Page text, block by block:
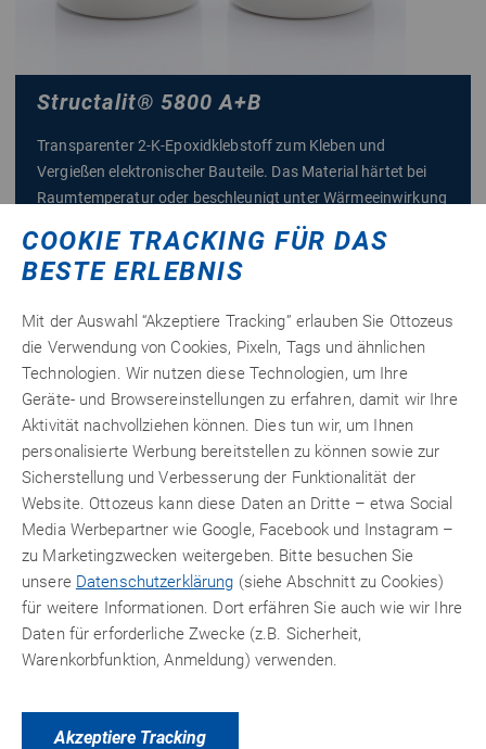
Structalit® 5800 A+B
Transparenter 2-K-Epoxidklebstoff zum Kleben und
Vergießen elektronischer Bauteile. Das Material härtet bei
Raumtemperatur oder beschleunigt unter Wärmeeinwirkung
aus und bietet eine gute Haftung auf Metall, Glas und
Kunststoffen. Geringer Schrumpf und hohe
Temperaturbeständigkeit bis +200 °C für Anwendungen in
56,26€ netto
66,95 €inkl. 19% MwSt.
zzgl.Versandkosten
Zum Produkt
COOKIE TRACKING FÜR DAS
BESTE ERLEBNIS
Mit der Auswahl “Akzeptiere Tracking” erlauben Sie Ottozeus
die Verwendung von Cookies, Pixeln, Tags und ähnlichen
Technologien. Wir nutzen diese Technologien, um Ihre
Geräte- und Browsereinstellungen zu erfahren, damit wir Ihre
Aktivität nachvollziehen können. Dies tun wir, um Ihnen
personalisierte Werbung bereitstellen zu können sowie zur
Sicherstellung und Verbesserung der Funktionalität der
Website. Ottozeus kann diese Daten an Dritte – etwa Social
Media Werbepartner wie Google, Facebook und Instagram –
zu Marketingzwecken weitergeben. Bitte besuchen Sie
unsere Datenschutzerklärung (siehe Abschnitt zu Cookies)
für weitere Informationen. Dort erfähren Sie auch wie wir Ihre
Daten für erforderliche Zwecke (z.B. Sicherheit,
Warenkorbfunktion, Anmeldung) verwenden.
Akzeptiere Tracking